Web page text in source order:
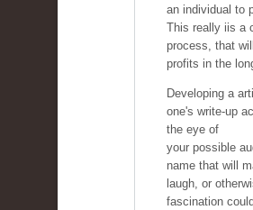
an individual to
This really iis a
process, that
profits in the
Developing a
one's write-up
the eye of
your possible
name that will
laugh, or
fascination